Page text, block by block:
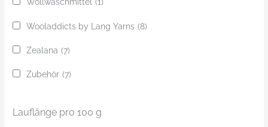
Wooladdicts by Lang Yarns (8)
Zealana (7)
Zubehör (7)
Lauflänge pro 100 g